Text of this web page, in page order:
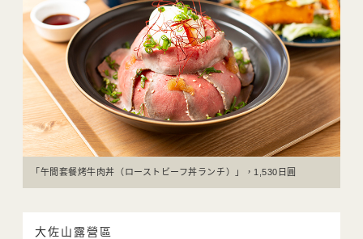
「午間套餐烤牛肉丼（ローストビーフ丼ランチ）」，1,530日圓
大佐山露營區